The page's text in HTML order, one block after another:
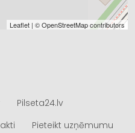
Leaflet | ©OpenStreetMapcontributors
Pilseta24.lv
Pieteikt uzņēmumu